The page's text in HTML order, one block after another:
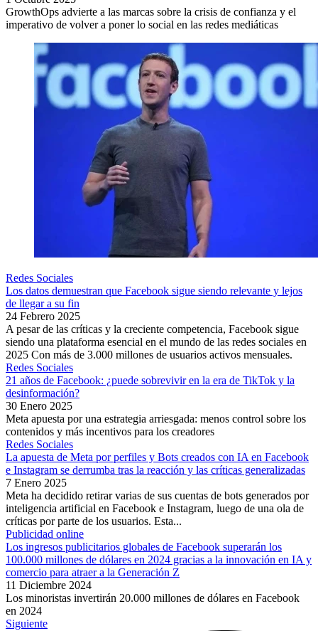
GrowthOps advierte a las marcas sobre la crisis de confianza y el
imperativo de volver a poner lo social en las redes mediáticas
Redes Sociales
Los datos demuestran que Facebook sigue siendo relevante y lejos
de llegar a su fin
24 Febrero 2025
A pesar de las críticas y la creciente competencia, Facebook sigue
siendo una plataforma esencial en el mundo de las redes sociales en
2025 Con más de 3.000 millones de usuarios activos mensuales.
Redes Sociales
21 años de Facebook: ¿puede sobrevivir en la era de TikTok y la
desinformación?
30 Enero 2025
Meta apuesta por una estrategia arriesgada: menos control sobre los
contenidos y más incentivos para los creadores
Redes Sociales
La apuesta de Meta por perfiles y Bots creados con IA en Facebook
e Instagram se derrumba tras la reacción y las críticas generalizadas
7 Enero 2025
Meta ha decidido retirar varias de sus cuentas de bots generados por
inteligencia artificial en Facebook e Instagram, luego de una ola de
críticas por parte de los usuarios. Esta...
Publicidad online
Los ingresos publicitarios globales de Facebook superarán los
100.000 millones de dólares en 2024 gracias a la innovación en IA y
comercio para atraer a la Generación Z
11 Diciembre 2024
Los minoristas invertirán 20.000 millones de dólares en Facebook
en 2024
Siguiente